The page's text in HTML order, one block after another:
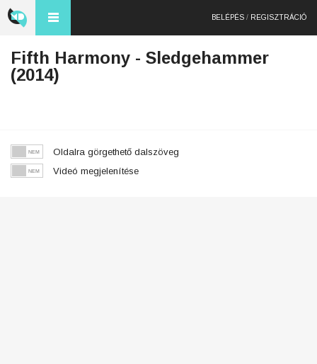
BELÉPÉS / REGISZTRÁCIÓ
Fifth Harmony - Sledgehammer
(2014)
Oldalra görgethető dalszöveg
Videó megjelenítése